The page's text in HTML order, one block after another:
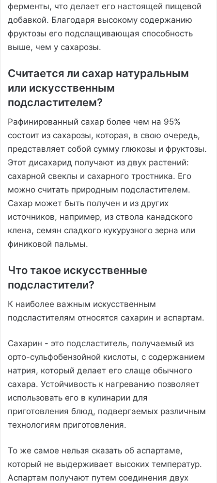
ферменты, что делает его настоящей пищевой
добавкой. Благодаря высокому содержанию
фруктозы его подслащивающая способность
выше, чем у сахарозы.
Считается ли сахар натуральным
или искусственным
подсластителем?
Рафинированный сахар более чем на 95%
состоит из сахарозы, которая, в свою очередь,
представляет собой сумму глюкозы и фруктозы.
Этот дисахарид получают из двух растений:
сахарной свеклы и сахарного тростника. Его
можно считать природным подсластителем.
Сахар может быть получен и из других
источников, например, из ствола канадского
клена, семян сладкого кукурузного зерна или
финиковой пальмы.
Что такое искусственные
подсластители?
К наиболее важным искусственным
подсластителям относятся сахарин и аспартам.
Сахарин - это подсластитель, получаемый из
орто-сульфобензойной кислоты, с содержанием
натрия, который делает его слаще обычного
сахара. Устойчивость к нагреванию позволяет
использовать его в кулинарии для
приготовления блюд, подвергаемых различным
технологиям приготовления.
То же самое нельзя сказать об аспартаме,
который не выдерживает высоких температур.
Аспартам получают путем соединения двух